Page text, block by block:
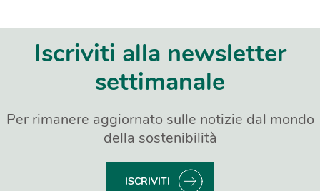
Iscriviti alla newsletter
settimanale
Per rimanere aggiornato sulle notizie dal mondo
della sostenibilità
ISCRIVITI